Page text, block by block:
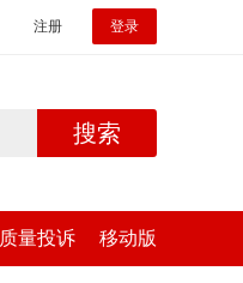
注册 登录
搜索
质量投诉 移动版